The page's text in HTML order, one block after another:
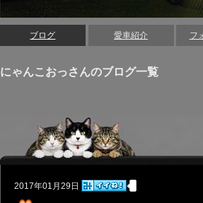
ブログ 愛車紹介 フ
にゃんこおっさんのブログ一覧
2017年01月29日